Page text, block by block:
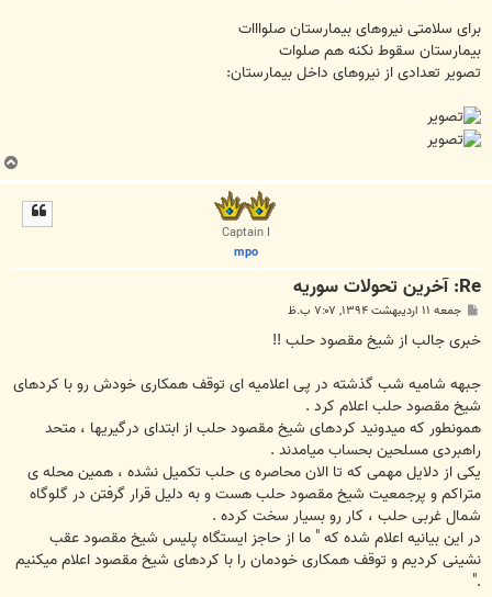
ﺑﺮﺍﯼ ﺳﻼﻣﺘﯽ ﻧﯿﺮﻭﻫﺎﯼ ﺑﯿﻤﺎﺭﺳﺘﺎﻥ ﺻﻠﻮﺍﺍﺍﺕ
ﺑﯿﻤﺎﺭﺳﺘﺎﻥ ﺳﻘﻮﻁ ﻧﮑﻨﻪ ﻫﻢ ﺻﻠﻮﺍﺕ
ﺗﺼﻮﯾﺮ ﺗﻌﺪﺍﺩﯼ ﺍﺯ ﻧﯿﺮﻭﻫﺎﯼ ﺩﺍﺧﻞ ﺑﯿﻤﺎﺭﺳﺘﺎﻥ:
ب
ا
Captain I
mpo
Re: آخرين تحولات سوريه
پ
ت
جمعه ۱۱ اردیبهشت ۱۳۹۴, ۷:۰۷ ب.ظ
ﺧﺒﺮﯼ ﺟﺎﻟﺐ ﺍﺯ ﺷﯿﺦ ﻣﻘﺼﻮﺩ ﺣﻠﺐ !!
ﺟﺒﻬﻪ ﺷﺎﻣﯿﻪ ﺷﺐ ﮔﺬﺷﺘﻪ ﺩﺭ ﭘﯽ ﺍﻋﻼﻣﯿﻪ ﺍﯼ ﺗﻮقف ﻫﻤﮑﺎﺭﯼ ﺧﻮﺩﺵ ﺭﻭ ﺑﺎ ﮐﺮﺩﻫﺎﯼ
ﺷﯿﺦ ﻣﻘﺼﻮﺩ ﺣﻠﺐ ﺍﻋﻼﻡ ﮐﺮﺩ .
ﻫﻤﻮﻧﻄﻮﺭ ﮐﻪ ﻣﯿﺪﻭﻧﯿﺪ ﮐﺮﺩﻫﺎﯼ ﺷﯿﺦ ﻣﻘﺼﻮﺩ ﺣﻠﺐ ﺍﺯ ﺍﺑﺘﺪﺍﯼ ﺩﺭﮔﯿﺮﯾﻬﺎ ، ﻣﺘﺤﺪ
ﺭﺍﻫﺒﺮﺩﯼ ﻣﺴﻠﺤﯿﻦ ﺑﺤﺴﺎﺏ ﻣﯿﺎﻣﺪﻧﺪ .
ﯾﮑﯽ ﺍﺯ ﺩﻻﯾﻞ ﻣﻬﻤﯽ ﮐﻪ ﺗﺎ ﺍﻻﻥ ﻣﺤﺎﺻﺮﻩ ﯼ ﺣﻠﺐ ﺗﮑﻤﯿﻞ ﻧﺸﺪﻩ ، ﻫﻤﯿﻦ ﻣﺤﻠﻪ ﯼ
ﻣﺘﺮﺍﮐﻢ ﻭ ﭘﺮﺟﻤﻌﯿﺖ ﺷﯿﺦ ﻣﻘﺼﻮﺩ ﺣﻠﺐ ﻫﺴﺖ ﻭ ﺑﻪ ﺩﻟﯿﻞ ﻗﺮﺍﺭ ﮔﺮﻓﺘﻦ ﺩﺭ ﮔﻠﻮﮔﺎﻩ
ﺷﻤﺎﻝ ﻏﺮﺑﯽ ﺣﻠﺐ ، ﮐﺎﺭ ﺭﻭ ﺑﺴﯿﺎﺭ ﺳﺨﺖ ﮐﺮﺩﻩ .
ﺩﺭ ﺍﯾﻦ ﺑﯿﺎﻧﯿﻪ ﺍﻋﻼﻡ ﺷﺪﻩ ﮐﻪ " ﻣﺎ ﺍﺯ ﺣﺎﺟﺰ ﺍﯾﺴﺘﮕﺎﻩ ﭘﻠﯿﺲ ﺷﯿﺦ ﻣﻘﺼﻮﺩ ﻋﻘﺐ
ﻧﺸﯿﻨﯽ ﮐﺮﺩﯾﻢ ﻭ ﺗﻮقف ﻫﻤﮑﺎﺭﯼ ﺧﻮﺩﻣﺎﻥ ﺭﺍ ﺑﺎ ﮐﺮﺩﻫﺎﯼ ﺷﯿﺦ ﻣﻘﺼﻮﺩ ﺍﻋﻼﻡ ﻣﯿﮑﻨﯿﻢ
."